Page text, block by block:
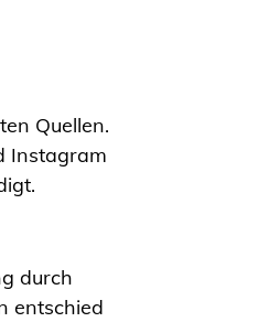
Quellen.
Instagram
durch
entschied